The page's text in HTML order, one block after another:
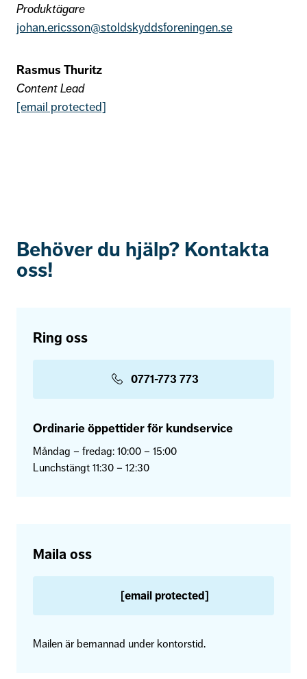
Produktägare
johan.ericsson@stoldskyddsforeningen.se
Rasmus Thuritz
Content Lead
[email protected]
Behöver du hjälp? Kontakta
oss!
Ring oss
0771-773 773
Ordinarie öppettider för kundservice
Måndag – fredag: 10:00 – 15:00
Lunchstängt 11:30 – 12:30
Maila oss
[email protected]
Mailen är bemannad under kontorstid.